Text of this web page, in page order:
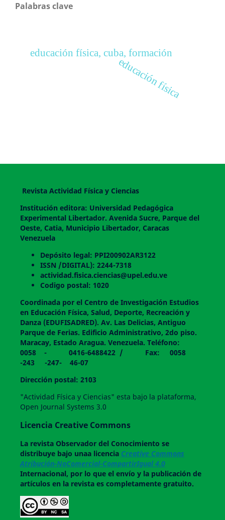
Palabras clave
educación física
educación física, cuba, formación
Revista Actividad Física y Ciencias
Institución editora: Universidad Pedagógica
Experimental Libertador. Avenida Sucre, Parque del
Oeste, Catia, Municipio Libertador, Caracas
Venezuela
Depósito legal: PPI200902AR3122
ISSN /DIGITAL): 2244-7318
actividad.fisica.ciencias@upel.edu.ve
Codigo postal: 1020
Coordinada por el Centro de Investigación Estudios
en Educación Física, Salud, Deporte, Recreación y
Danza (EDUFISADRED). Av. Las Delicias, Antiguo
Parque de Ferias. Edificio Administrativo, 2do piso.
Maracay, Estado Aragua. Venezuela. Teléfono:
0058 - 0416-6488422 / Fax: 0058
-243 -247- 46-07
Dirección postal: 2103
"Actividad Física y Ciencias" esta bajo la plataforma,
Open Journal Systems 3.0
Licencia Creative Commons
La revistaObservador del Conocimiento se
distribuye bajo unaa licencia Creative Commons
Atribución-NoComercial-CompartirIgual 4.0
Internacional, por lo que el envío y la publicación de
artículos en la revista es completamente gratuito.